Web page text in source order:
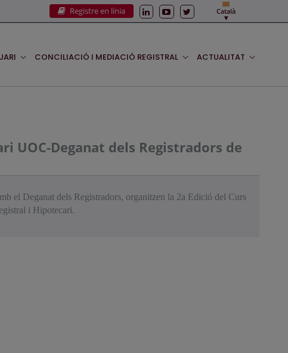
Registre en línia Català
CONCILIACIÓ I MEDIACIÓ REGISTRAL ACTUALITAT
UOC-Deganat dels Registradors de
el Deganat dels Registradors, organitzen la 2a Edició del Curs
i Hipotecari.